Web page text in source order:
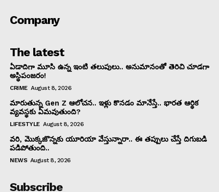
Company
The latest
ఏడాదిగా మూసి ఉన్న ఇంటి తలుపులు.. అనుమానంతో తెరిచి చూడగా
అస్థిపంజరం!
CRIME August 8, 2026
మారుతున్న Gen Z ఆలోచన.. ఇళ్లు కొనడం మానేస్తే.. భారత ఆర్థిక
వ్యవస్థకు ఏమవుతుంది?
LIFESTYLE August 8, 2026
వరి, మొక్కజొన్నకు యూరియా వేస్తున్నారా.. ఈ తప్పులు చేస్తే దిగుబడి
పడిపోతుంది..
NEWS August 8, 2026
Subscribe